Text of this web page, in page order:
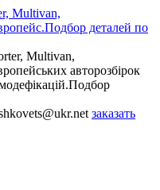
Multivan,
авторозбірок
модефікацій.Подбор
заказать